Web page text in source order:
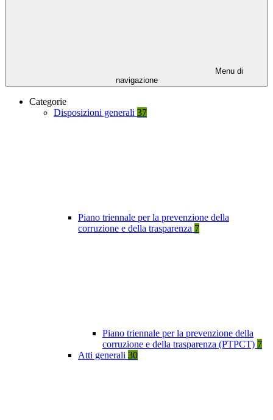
Menu di
navigazione
Categorie
Disposizioni generali 37
Piano triennale per la prevenzione della
corruzione e della trasparenza 7
Piano triennale per la prevenzione della
corruzione e della trasparenza (PTPCT) 7
Atti generali 30